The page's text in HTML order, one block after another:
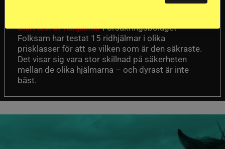
Stort test av ridhjälmarFörsäkringsbolaget
Folksam har testat 15 ridhjälmar i olika
prisklasser för att se vilken som är den säkraste.
Det visar sig vara stor skillnad på säkerheten
mellan de olika hjälmarna – och dyrast är inte
bäst.